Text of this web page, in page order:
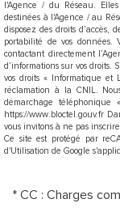
l'Agence / du Réseau.
destinées à l'Agence / au
disposez des droits d’accès,
portabilité de vos données.
contactant directement
d’informations sur vos droits.
vos droits « Informatique et
réclamation à la CNIL.
démarchage
https://www.bloctel.gouv.fr
vous invitons à ne pas
Ce site est protégé par
d'Utilisation de Google
* CC : Charges